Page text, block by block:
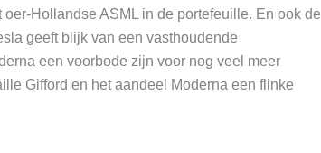
Hollandse ASML in de portefeuille. En ook de
geeft blijk van een vasthoudende
een voorbode zijn voor nog veel meer
Gifford en het aandeel Moderna een flinke